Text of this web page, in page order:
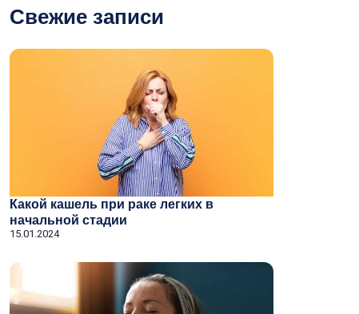
Свежие записи
Какой кашель при раке легких в
начальной стадии
15.01.2024